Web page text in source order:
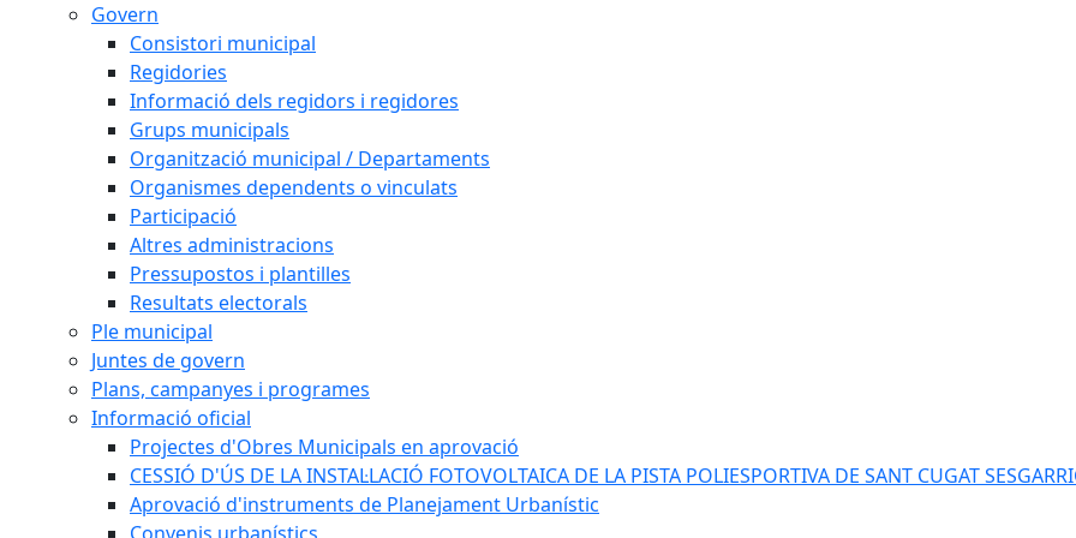
Govern
Consistori municipal
Regidories
Informació dels regidors i regidores
Grups municipals
Organització municipal / Departaments
Organismes dependents o vinculats
Participació
Altres administracions
Pressupostos i plantilles
Resultats electorals
Ple municipal
Juntes de govern
Plans, campanyes i programes
Informació oficial
Projectes d'Obres Municipals en aprovació
CESSIÓ D'ÚS DE LA INSTAL·LACIÓ FOTOVOLTAICA DE LA PISTA POLIESPORTIVA DE SANT CUGAT
Aprovació d'instruments de Planejament Urbanístic